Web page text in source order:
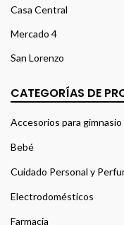
Casa Central
Mercado 4
San Lorenzo
CATEGORÍAS DE
Accesorios para gimnasio
Bebé
Cuidado Personal y
Electrodomésticos
Farmacia